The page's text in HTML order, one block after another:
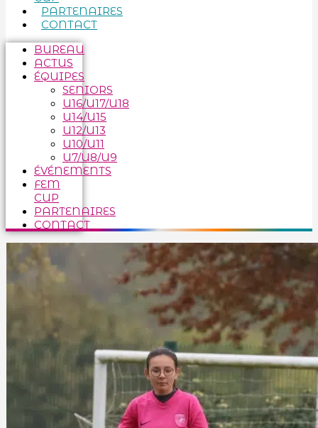
PARTENAIRES
CONTACT
BUREAU
ACTUS
ÉQUIPES
SENIORS
U16/U17/U18
U14/U15
U12/U13
U10/U11
U7/U8/U9
ÉVÉNEMENTS
FEM
CUP
PARTENAIRES
CONTACT